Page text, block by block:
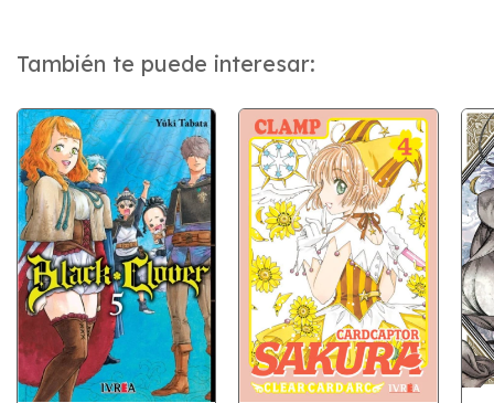
También te puede interesar: